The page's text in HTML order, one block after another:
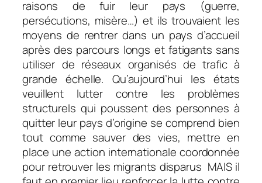
raisons de fuir leur pays (guerre,
persécutions, misère…) et ils trouvaient les
moyens de rentrer dans un pays d’accueil
après des parcours longs et fatigants sans
utiliser de réseaux organisés de trafic à
grande échelle. Qu’aujourd’hui les états
veuillent lutter contre les problèmes
structurels qui poussent des personnes à
quitter leur pays d’origine se comprend bien
tout comme sauver des vies, mettre en
place une action internationale coordonnée
pour retrouver les migrants disparus MAIS il